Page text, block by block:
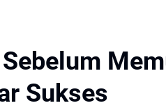
Sukses